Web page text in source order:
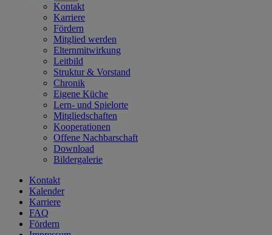
Kontakt
Karriere
Fördern
Mitglied werden
Elternmitwirkung
Leitbild
Struktur & Vorstand
Chronik
Eigene Küche
Lern- und Spielorte
Mitgliedschaften
Kooperationen
Offene Nachbarschaft
Download
Bildergalerie
Kontakt
Kalender
Karriere
FAQ
Fördern